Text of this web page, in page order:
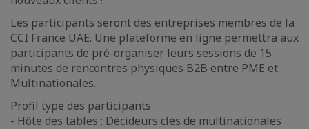
Les participants seront des entreprises membres de la
CCI France UAE. Une plateforme en ligne permettra aux
participants de pré-organiser leurs sessions de 15
minutes de rencontres physiques B2B entre PME et
Multinationales.
Profil type des participants
- Hôte des tables : Décideurs clés de multinationales